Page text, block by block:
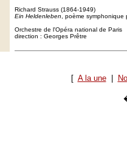
Richard Strauss (1864-1949)
Ein Heldenleben , poème
Orchestre de l'Opéra national de Paris
direction : Georges Prêtre
[ A la une|